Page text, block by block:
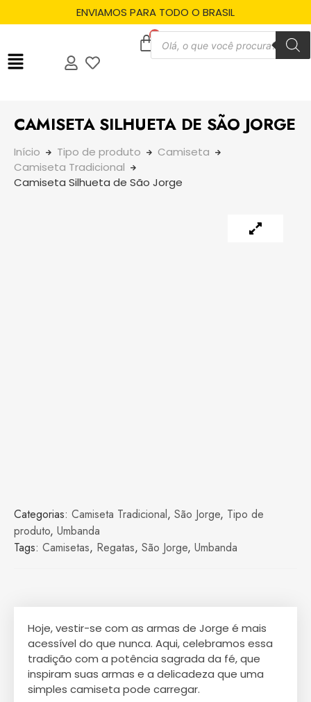
ENVIAMOS PARA TODO O BRASIL
CAMISETA SILHUETA DE SÃO JORGE
Início Tipo de produto
Camiseta
Camiseta Tradicional
Camiseta Silhueta de São Jorge
Categorias: Camiseta Tradicional, São Jorge, Tipo de
produto, Umbanda
Tags: Camisetas, Regatas, São Jorge, Umbanda
Hoje, vestir-se com as armas de Jorge é mais
acessível do que nunca. Aqui, celebramos essa
tradição com a potência sagrada da fé, que
inspiram suas armas e a delicadeza que uma
simples camiseta pode carregar.